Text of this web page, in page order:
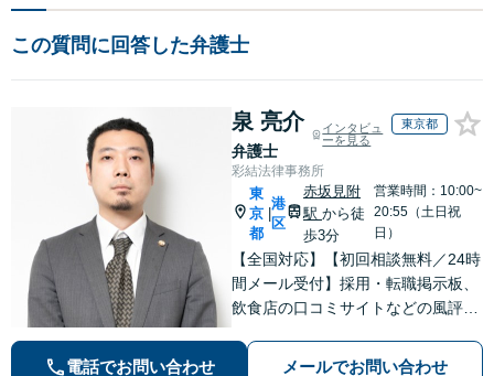
この質問に回答した弁護士
泉 亮介
弁護士
インタビュ
ーを見る
東京都
彩結法律事務所
東
京
都
港
区
赤坂見附
駅 から徒
歩3分
営業時間：10:00~
20:55（土日祝
日）
【全国対応】【初回相談無料／24時
間メール受付】採用・転職掲示板、
飲食店の口コミサイトなどの風評被
の種類を問わず相談可。可能な限り
電話でお問い合わせ メールでお問い合わせ